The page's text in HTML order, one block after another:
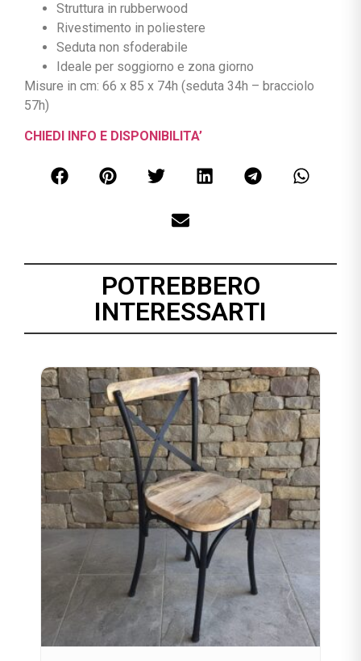
Struttura in rubberwood
Rivestimento in poliestere
Seduta non sfoderabile
Ideale per soggiorno e zona giorno
Misure in cm: 66 x 85 x 74h (seduta 34h – bracciolo
57h)
CHIEDI INFO E DISPONIBILITA’
POTREBBERO
INTERESSARTI